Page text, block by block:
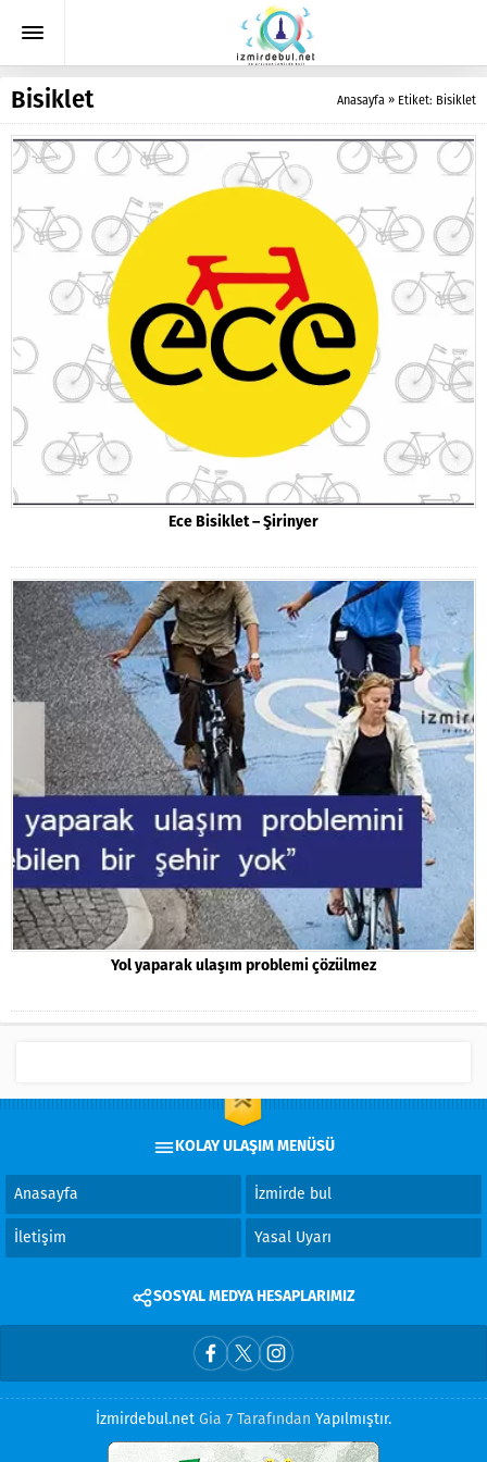
Bisiklet Anasayfa » Etiket: Bisiklet
Ece Bisiklet – Şirinyer
Yol yaparak ulaşım problemi çözülmez
KOLAY ULAŞIM MENÜSÜ
Anasayfa İzmirde bul
İletişim Yasal Uyarı
SOSYAL MEDYA HESAPLARIMIZ
İzmirdebul.net Gia 7 Tarafından Yapılmıştır.